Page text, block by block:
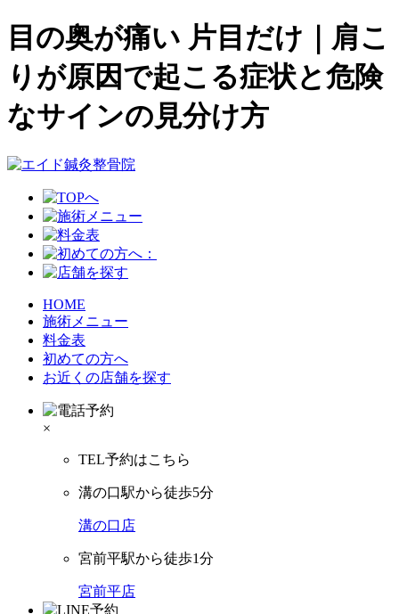
目の奥が痛い 片目だけ｜肩こ
りが原因で起こる症状と危険
なサインの見分け方
HOME
施術メニュー
料金表
初めての方へ
お近くの店舗を探す
×
TEL予約はこちら
溝の口駅から徒歩5分
溝の口店
宮前平駅から徒歩1分
宮前平店